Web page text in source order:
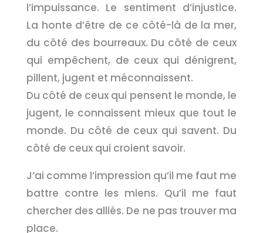
l’impuissance. Le sentiment d’injustice.
La honte d’être de ce côté-là de la mer,
du côté des bourreaux. Du côté de ceux
qui empêchent, de ceux qui dénigrent,
pillent, jugent et méconnaissent.
Du côté de ceux qui pensent le monde, le
jugent, le connaissent mieux que tout le
monde. Du côté de ceux qui savent. Du
côté de ceux qui croient savoir.
J’ai comme l’impression qu’il me faut me
battre contre les miens. Qu’il me faut
chercher des alliés. De ne pas trouver ma
place.